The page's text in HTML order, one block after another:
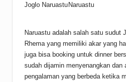
Joglo NaruastuNaruastu
Naruastu adalah salah satu sudut
Rhema yang memiliki akar yang
juga bisa booking untuk dinner
sudah dijamin menyenangkan dan
pengalaman yang berbeda ketika